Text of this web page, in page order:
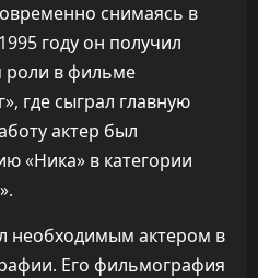
снимаясь в
году он получил
роли в фильме
где сыграл главную
актер был
«Ника» в категории
необходимым актером в
Его фильмография